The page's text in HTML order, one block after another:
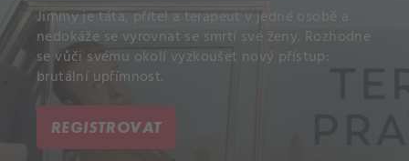
Jimmy je táta, přítel a terapeut v jedné osobě a
nedokáže se vyrovnat se smrtí své ženy. Rozhodne
se vůči svému okolí vyzkoušet nový přístup:
brutální upřímnost.
REGISTROVAT